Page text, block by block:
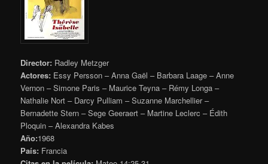
Director: Radley Metzger
Actores: Essy Persson – Anna Gaël – Barbara Laage – Anne
Vernon – Simone Paris – Maurice Teyna – Rémy Longa –
Nathalie Nort – Darcy Pulliam – Suzanne Marchellier –
Bernadette Stern – Sege Geeraert – Martine Leclerc – Édith
Ploquin – Alexandra Kabes
Año:1968
País: Francia